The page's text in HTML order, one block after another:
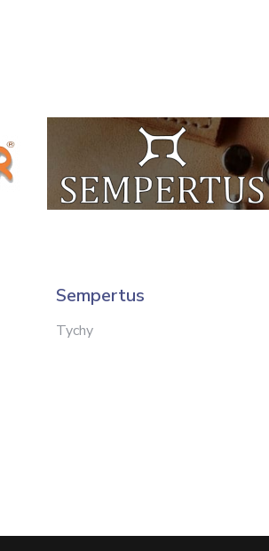
Sempertus
Tychy